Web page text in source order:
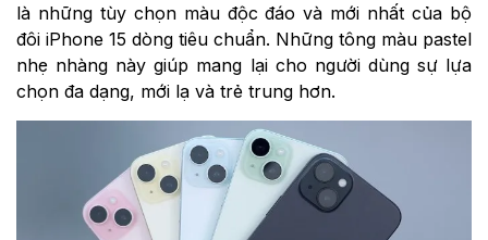
là những tùy chọn màu độc đáo và mới nhất của bộ
đôi iPhone 15 dòng tiêu chuẩn. Những tông màu pastel
nhẹ nhàng này giúp mang lại cho người dùng sự lựa
chọn đa dạng, mới lạ và trẻ trung hơn.